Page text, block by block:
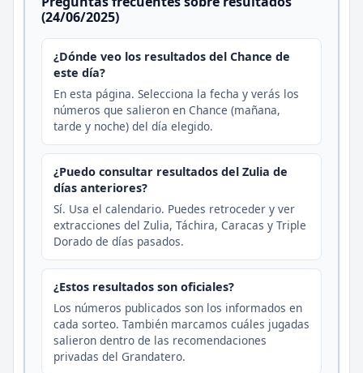
(24/06/2025)
¿Dónde veo los resultados del Chance de
este día?
En esta página. Selecciona la fecha y verás los
números que salieron en Chance (mañana,
tarde y noche) del día elegido.
¿Puedo consultar resultados del Zulia de
días anteriores?
Sí. Usa el calendario. Puedes retroceder y ver
extracciones del Zulia, Táchira, Caracas y Triple
Dorado de días pasados.
¿Estos resultados son oficiales?
Los números publicados son los informados en
cada sorteo. También marcamos cuáles jugadas
salieron dentro de las recomendaciones
privadas del Grandatero.